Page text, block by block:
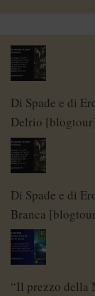
Di Spade e di
Delrio [blogtour]
Di Spade e di
Branca
“Il prezzo della